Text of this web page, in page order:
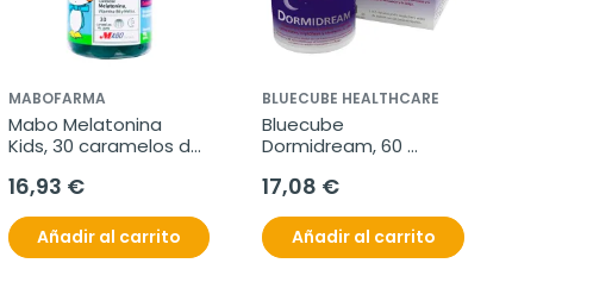
MABOFARMA
Mabo Melatonina
Kids, 30 caramelos de
16,93 €
Añadir al carrito
BLUECUBE HEALTHCARE
Bluecube
Dormidream, 60
17,08 €
Añadir al carrito